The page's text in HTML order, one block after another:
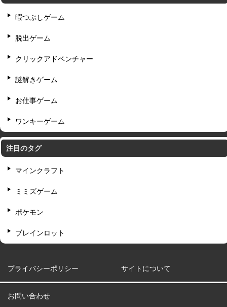
暇つぶしゲーム
脱出ゲーム
クリックアドベンチャー
謎解きゲーム
お仕事ゲーム
ワンキーゲーム
注目のタグ
マインクラフト
ミミズゲーム
ポケモン
ブレインロット
プライバシーポリシー サイトについて
お問い合わせ